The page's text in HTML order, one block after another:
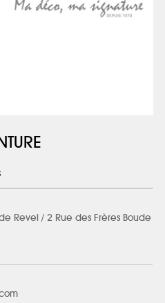
Revel / 2 Rue des Frères Boude